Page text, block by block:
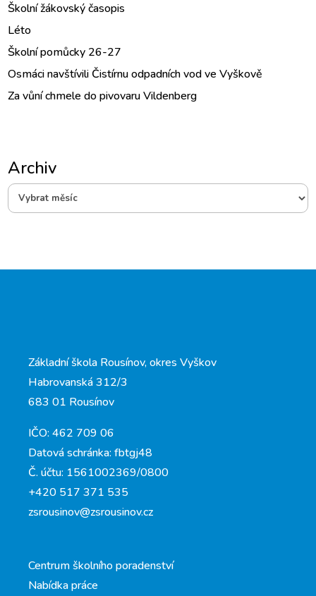
Školní žákovský časopis
Léto
Školní pomůcky 26-27
Osmáci navštívili Čistírnu odpadních vod ve Vyškově
Za vůní chmele do pivovaru Vildenberg
ArchivArchiv
Základní škola Rousínov, okres Vyškov
Habrovanská 312/3
683 01 Rousínov
IČO: 462 709 06
Datová schránka: fbtgj48
Č. účtu: 1561002369/0800
+420 517 371 535
zsrousinov@zsrousinov.cz
Centrum školního poradenství
Nabídka práce